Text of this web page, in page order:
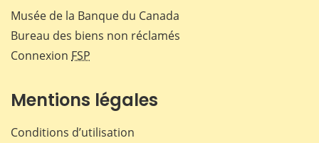
Musée de la Banque du Canada
Bureau des biens non réclamés
Connexion FSP
Mentions légales
Conditions d’utilisation